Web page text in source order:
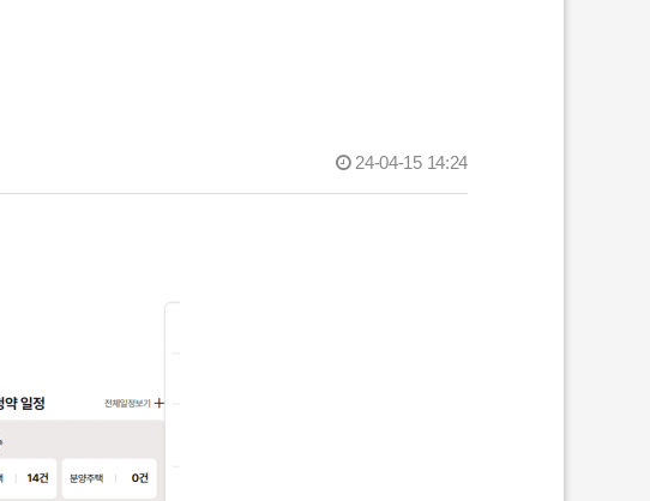
24-04-15 14:24